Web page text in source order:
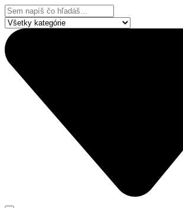
Preskočiť
na
obsah
Search
...